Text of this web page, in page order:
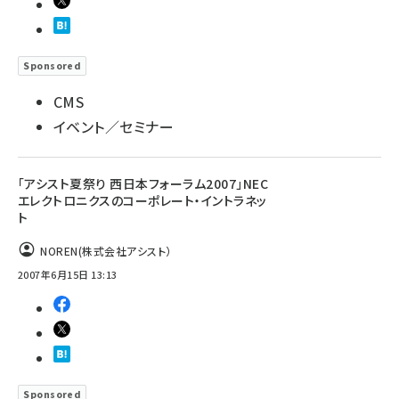
Sponsored
CMS
イベント／セミナー
「アシスト夏祭り 西日本フォーラム2007」NEC
エレクトロニクスのコーポレート・イントラネッ
ト
NOREN(株式会社アシスト）
2007年6月15日 13:13
Sponsored